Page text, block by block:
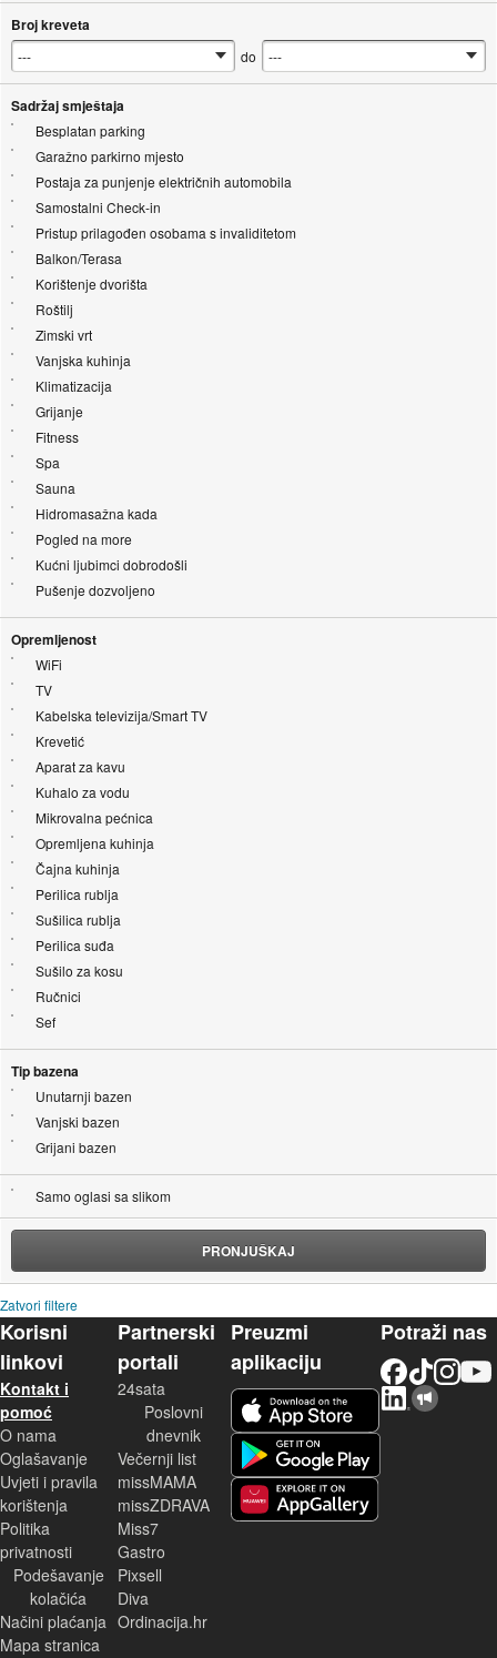
Broj kreveta
do
Sadržaj smještaja
Besplatan parking
Garažno parkirno mjesto
Postaja za punjenje električnih automobila
Samostalni Check-in
Pristup prilagođen osobama s invaliditetom
Balkon/Terasa
Korištenje dvorišta
Roštilj
Zimski vrt
Vanjska kuhinja
Klimatizacija
Grijanje
Fitness
Spa
Sauna
Hidromasažna kada
Pogled na more
Kućni ljubimci dobrodošli
Pušenje dozvoljeno
Opremljenost
WiFi
TV
Kabelska televizija/Smart TV
Krevetić
Aparat za kavu
Kuhalo za vodu
Mikrovalna pećnica
Opremljena kuhinja
Čajna kuhinja
Perilica rublja
Sušilica rublja
Perilica suđa
Sušilo za kosu
Ručnici
Sef
Tip bazena
Unutarnji bazen
Vanjski bazen
Grijani bazen
Samo oglasi sa slikom
PRONJUŠKAJ
Zatvori filtere
Korisni
linkovi
Kontakt i
pomoć
O nama
Oglašavanje
Uvjeti i pravila
korištenja
Politika
privatnosti
Podešavanje
kolačića
Načini plaćanja
Mapa stranica
Partnerski
portali
24sata
Poslovni
dnevnik
Večernji list
missMAMA
missZDRAVA
Miss7
Gastro
Pixsell
Diva
Ordinacija.hr
Preuzmi
aplikaciju
Potraži nas